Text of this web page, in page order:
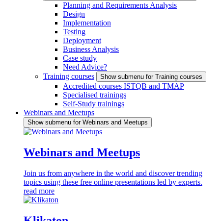
Planning and Requirements Analysis
Design
Implementation
Testing
Deployment
Business Analysis
Case study
Need Advice?
Training courses
Show submenu for Training courses
Accredited courses ISTQB and TMAP
Specialised trainings
Self-Study trainings
Webinars and Meetups
Show submenu for Webinars and Meetups
Webinars and Meetups
Join us from anywhere in the world and discover trending
topics using these free online presentations led by experts.
read more